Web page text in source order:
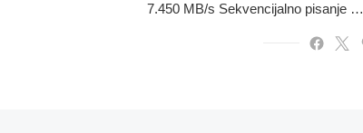
7.450 MB/s Sekvencijalno pisanje …